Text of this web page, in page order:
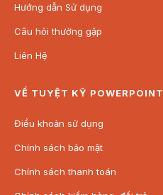
Hướng dẫn Sử dụng
Câu hỏi thường gặp
Liên Hệ
VỀ TUYỆT KỸ POWERPOINT
Điều khoản sử dụng
Chính sách bảo mật
Chính sách thanh toán